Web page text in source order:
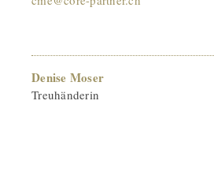
Denise Moser
Treuhänderin